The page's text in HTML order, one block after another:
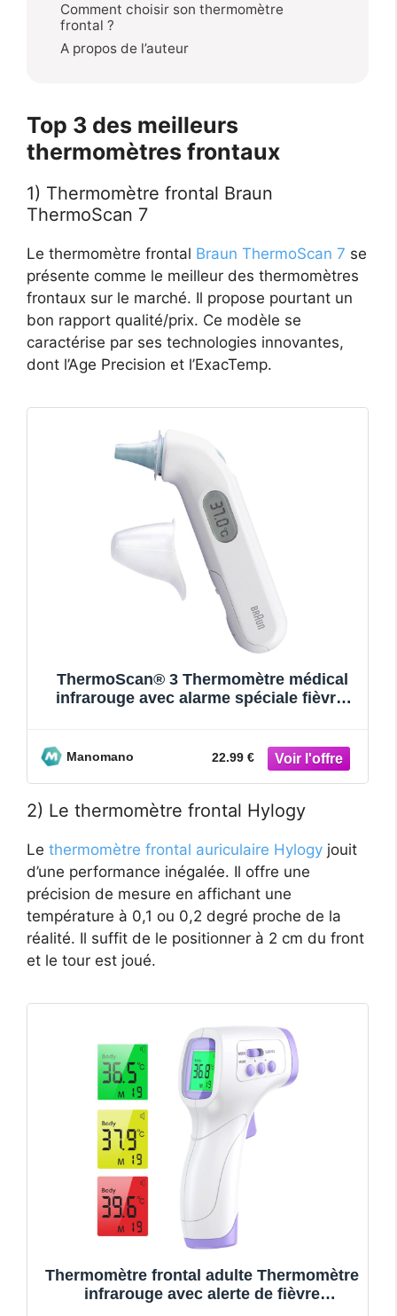
Comment choisir son thermomètre
frontal ?
A propos de l’auteur
Top 3 des meilleurs
thermomètres frontaux
1) Thermomètre frontal Braun
ThermoScan 7
Le thermomètre frontal Braun ThermoScan 7 se
présente comme le meilleur des thermomètres
frontaux sur le marché. Il propose pourtant un
bon rapport qualité/prix. Ce modèle se
caractérise par ses technologies innovantes,
dont l’Age Precision et l’ExacTemp.
ThermoScan® 3 Thermomètre médical
infrarouge avec alarme spéciale fièvre,
Manomano 22.99 €
2) Le thermomètre frontal Hylogy
Le thermomètre frontal auriculaire Hylogy jouit
d’une performance inégalée. Il offre une
précision de mesure en affichant une
température à 0,1 ou 0,2 degré proche de la
réalité. Il suffit de le positionner à 2 cm du front
et le tour est joué.
Thermomètre frontal adulte Thermomètre
infrarouge avec alerte de fièvre